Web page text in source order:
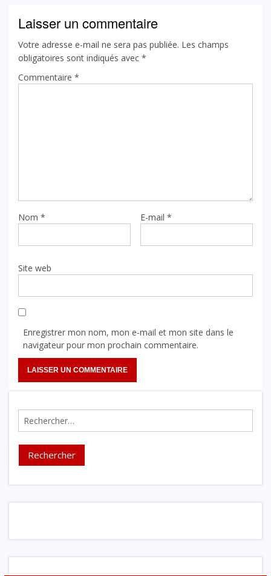
Laisser un commentaire
Votre adresse e-mail ne sera pas publiée. Les champs
obligatoires sont indiqués avec *
Commentaire *
Nom * E-mail *
Site web
Enregistrer mon nom, mon e-mail et mon site dans le
navigateur pour mon prochain commentaire.
Rechercher :